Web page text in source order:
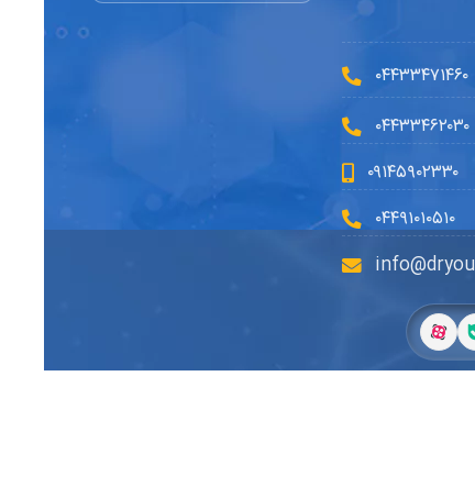
۰۴۴۳۳۴۷۱۴۶۰
۰۴۴۳۳۴۶۲۰۳۰
۰۹۱۴۵۹۰۲۳۳۰
۰۴۴۹۱۰۱۰۵۱۰